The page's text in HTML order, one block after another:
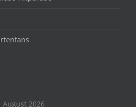
August 2026